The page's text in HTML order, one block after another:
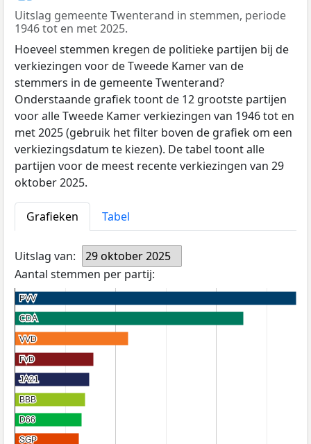
Uitslag gemeente Twenterand in stemmen, periode
1946 tot en met 2025.
Hoeveel stemmen kregen de politieke partijen bij de
verkiezingen voor de Tweede Kamer van de
stemmers in de gemeente Twenterand?
Onderstaande grafiek toont de 12 grootste partijen
voor alle Tweede Kamer verkiezingen van 1946 tot en
met 2025 (gebruik het filter boven de grafiek om een
verkiezingsdatum te kiezen). De tabel toont alle
partijen voor de meest recente verkiezingen van 29
oktober 2025.
Grafieken Tabel
Uitslag van:
29 oktober 2025
Aantal stemmen per partij:
PVV
PVV
CDA
CDA
VVD
VVD
FvD
FvD
JA21
JA21
BBB
BBB
D66
D66
SGP
SGP